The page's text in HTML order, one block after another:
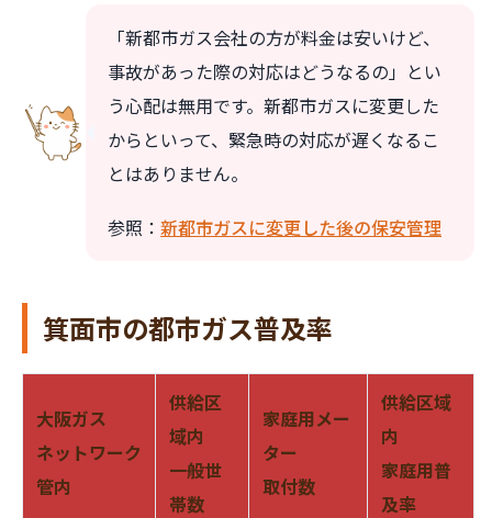
「新都市ガス会社の方が料金は安いけど、
事故があった際の対応はどうなるの」とい
う心配は無用です。新都市ガスに変更した
からといって、緊急時の対応が遅くなるこ
とはありません。
参照： 新都市ガスに変更した後の保安管理
箕面市の都市ガス普及率
大阪ガス
ネットワーク
管内
供給区
域内
一般世
帯数
家庭用メー
ター
取付数
供給区域
内
家庭用普
及率